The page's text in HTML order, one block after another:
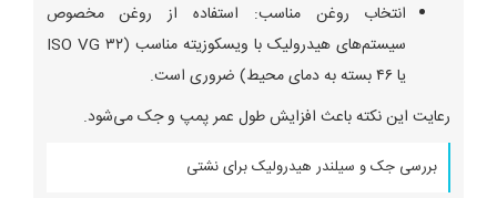
انتخاب روغن مناسب: استفاده از روغن مخصوص
سیستم‌های هیدرولیک با ویسکوزیته مناسب (ISO VG ۳۲
یا ۴۶ بسته به دمای محیط) ضروری است.
رعایت این نکته باعث افزایش طول عمر پمپ و جک می‌شود.
بررسی جک و سیلندر هیدرولیک برای نشتی